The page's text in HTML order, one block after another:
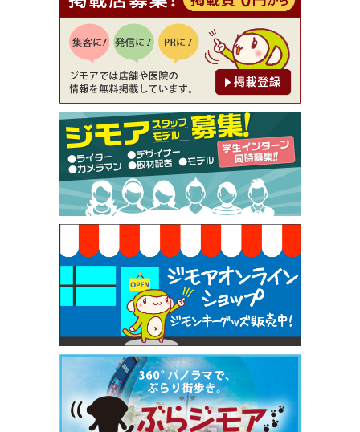
【ジモア読者特典1】料理全品20％OFF ※18時以
降（創作イタリアン Pia Cuore（ピアクオーレ））
[有効期限]2026年9月30日
【ジモア限定②】初回割引 特価 鼻毛脱毛 半額 2,2
00円⇒1,100円（メンズ専門ワックス脱毛サロン Mi
ckle（ミックル））
[有効期限]2026年9月30日
【ジモア限定特典①】まつ毛カール 3,850円→ 2,7
50円（Premiere（プルミエール））
[有効期限]2026年9月30日
焼き餃子 一皿サービス（餃子酒場たっちゃん 西
早稲田店）
[有効期限]2026年9月30日